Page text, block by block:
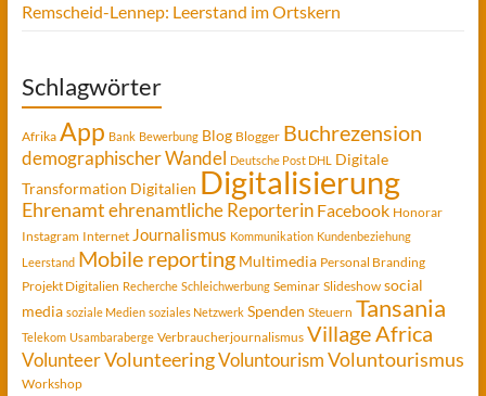
Remscheid-Lennep: Leerstand im Ortskern
Schlagwörter
Afrika App Bank Bewerbung Blog Blogger Buchrezension
demographischer Wandel Deutsche Post DHL
Digitale
Transformation Digitalien Digitalisierung
Ehrenamtehrenamtliche Reporterin Facebook Honorar
Instagram Internet Journalismus Kommunikation Kundenbeziehung
Leerstand Mobile reporting Multimedia Personal Branding
Projekt Digitalien Recherche Schleichwerbung Seminar Slideshow social
media soziale Medien soziales Netzwerk Spenden Steuern Tansania
Telekom Usambaraberge Verbraucherjournalismus Village Africa
VolunteerVolunteeringVoluntourismVoluntourismus
Workshop